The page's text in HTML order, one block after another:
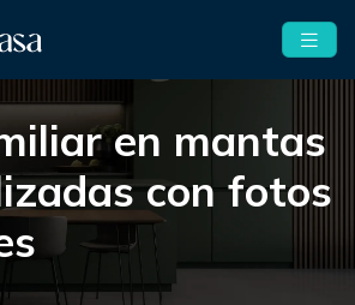
en mantas
con fotos